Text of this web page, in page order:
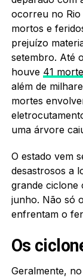
ocorreu no Rio
mortos e
prejuízo
setembro. Até
houve 41
além de
mortes
uma árvore
O estado vem
desastrosos a
grande ciclone
junho. Não só
enfrentam o
Os
Geralmente,